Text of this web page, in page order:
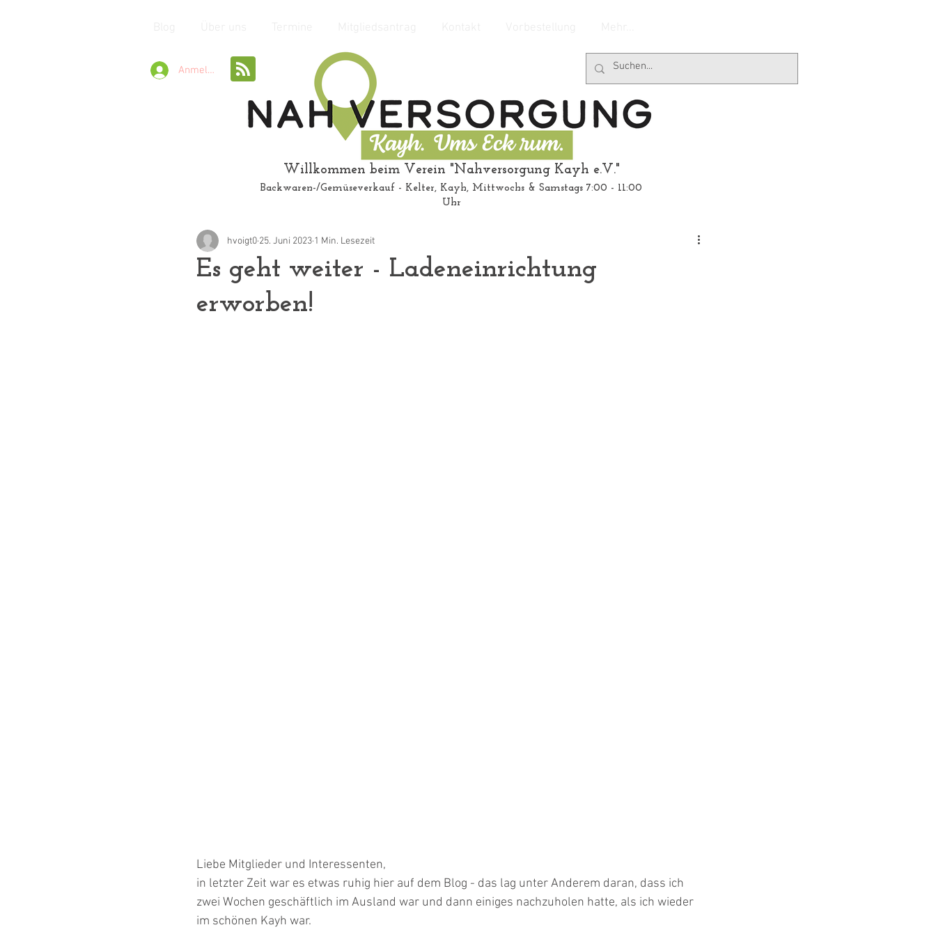
Anmelden
Willkommen beim Verein "Nahversorgung Kayh e.V."
Backwaren-/Gemüseverkauf - Kelter, Kayh, Mittwochs & Samstags 7:00 - 11:00
Uhr
Es geht weiter - Ladeneinrichtung
erworben!
hvoigt0 25. Juni 2023 1 Min. Lesezeit
Liebe Mitglieder und Interessenten,
in letzter Zeit war es etwas ruhig hier auf dem Blog - das lag unter Anderem daran, dass ich
zwei Wochen geschäftlich im Ausland war und dann einiges nachzuholen hatte, als ich wieder
im schönen Kayh war.